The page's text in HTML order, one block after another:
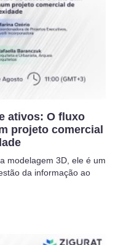
ativos: O fluxo
projeto comercial
modelagem 3D, ele é um
da informação ao